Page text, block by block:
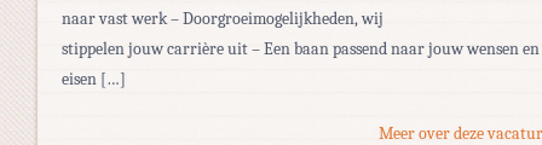
naar vast werk – Doorgroeimogelijkheden, wij
stippelen jouw carrière uit – Een baan passend naar jouw wensen en
eisen […]
Meer over deze